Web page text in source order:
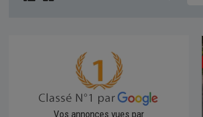
Vos annonces vues par